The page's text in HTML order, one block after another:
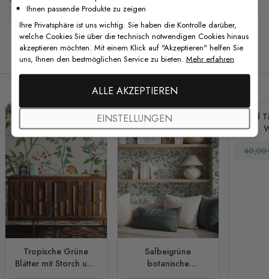
Verwandte Produkte
Tropische Grüne
Blätter mit Storch und
Salbeigrüne
botanische
Wald
40,00
Ihnen passende Produkte zu zeigen
Ihre Privatsphäre ist uns wichtig. Sie haben die Kontrolle darüber,
welche Cookies Sie über die technisch notwendigen Cookies hinaus
akzeptieren möchten. Mit einem Klick auf "Akzeptieren" helfen Sie
uns, Ihnen den bestmöglichen Service zu bieten. Mehr erfahren
ALLE AKZEPTIEREN
EINSTELLUNGEN